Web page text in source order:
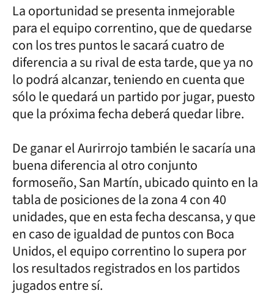
La oportunidad se presenta inmejorable
para el equipo correntino, que de quedarse
con los tres puntos le sacará cuatro de
diferencia a su rival de esta tarde, que ya no
lo podrá alcanzar, teniendo en cuenta que
sólo le quedará un partido por jugar, puesto
que la próxima fecha deberá quedar libre.
De ganar el Aurirrojo también le sacaría una
buena diferencia al otro conjunto
formoseño, San Martín, ubicado quinto en la
tabla de posiciones de la zona 4 con 40
unidades, que en esta fecha descansa, y que
en caso de igualdad de puntos con Boca
Unidos, el equipo correntino lo supera por
los resultados registrados en los partidos
jugados entre sí.